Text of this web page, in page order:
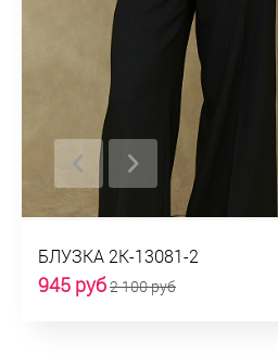
БЛУЗКА 2К-13081-2
945 руб2 100 руб